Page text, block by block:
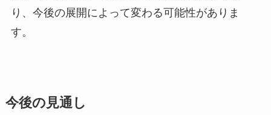
り、今後の展開によって変わる可能性がありま
す。
今後の見通し